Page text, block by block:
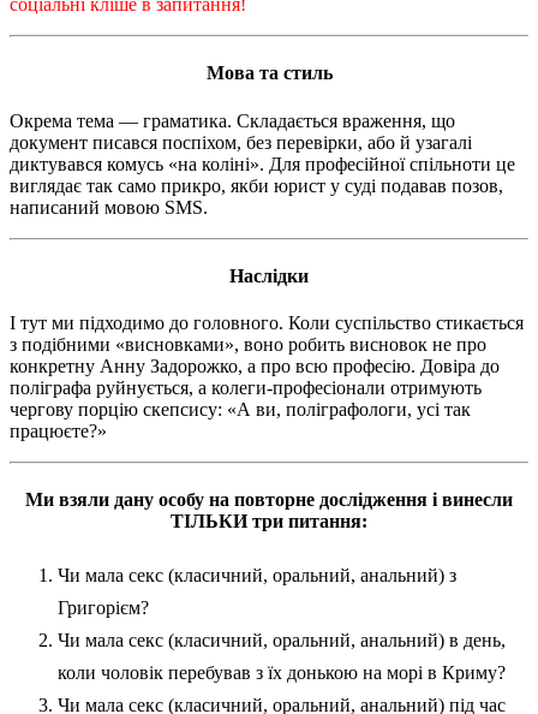
соціальні кліше в запитання!
Мова та стиль
Окрема тема — граматика. Складається враження, що
документ писався поспіхом, без перевірки, або й узагалі
диктувався комусь «на коліні». Для професійної спільноти це
виглядає так само прикро, якби юрист у суді подавав позов,
написаний мовою SMS.
Наслідки
І тут ми підходимо до головного. Коли суспільство стикається
з подібними «висновками», воно робить висновок не про
конкретну Анну Задорожко, а про всю професію. Довіра до
поліграфа руйнується, а колеги-професіонали отримують
чергову порцію скепсису: «А ви, поліграфологи, усі так
працюєте?»
Ми взяли дану особу на повторне дослідження і винесли
ТІЛЬКИ три питання:
Чи мала секс (класичний, оральний, анальний) з
Григорієм?
Чи мала секс (класичний, оральний, анальний) в день,
коли чоловік перебував з їх донькою на морі в Криму?
Чи мала секс (класичний, оральний, анальний) під час